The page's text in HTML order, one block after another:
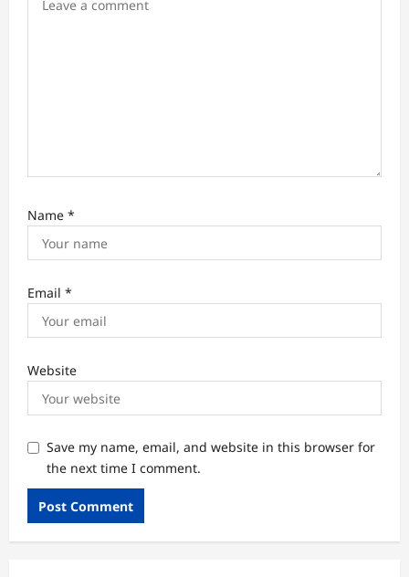
Name *
Email *
Website
Save my name, email, and website in this browser for
the next time I comment.